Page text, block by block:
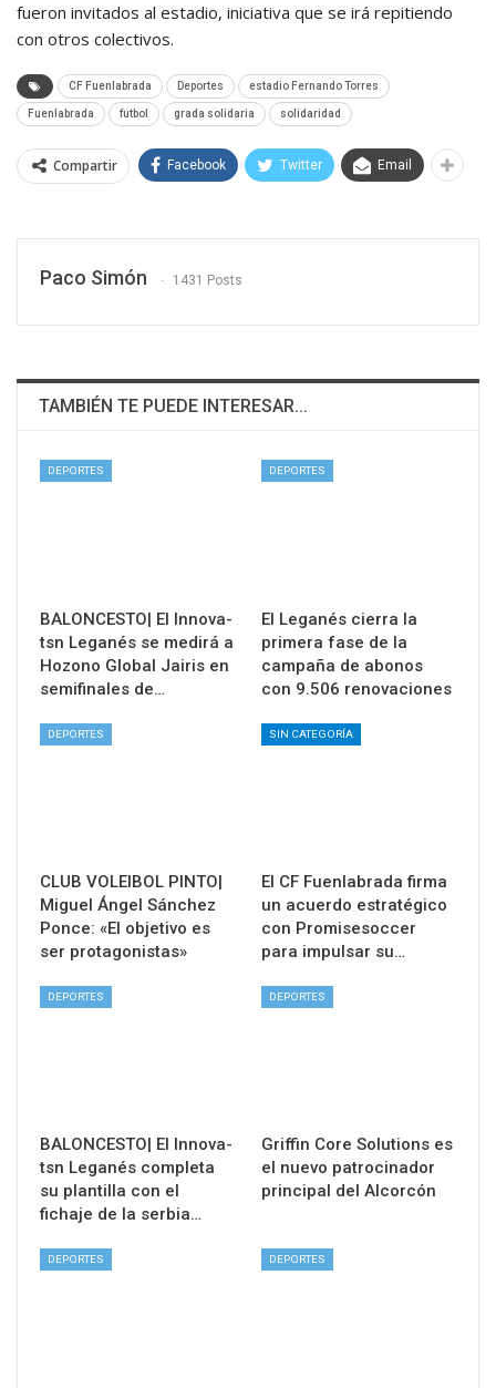
fueron invitados al estadio, iniciativa que se irá repitiendo
con otros colectivos.
CF Fuenlabrada Deportes estadio Fernando Torres
Fuenlabrada futbol grada solidaria solidaridad
Compartir Facebook Twitter Email
Paco Simón 1431 Posts
TAMBIÉN TE PUEDE INTERESAR...
DEPORTES
BALONCESTO| El Innova-
tsn Leganés se medirá a
Hozono Global Jairis en
semifinales de…
DEPORTES
El Leganés cierra la
primera fase de la
campaña de abonos
con 9.506 renovaciones
DEPORTES
CLUB VOLEIBOL PINTO|
Miguel Ángel Sánchez
Ponce: «El objetivo es
ser protagonistas»
SIN CATEGORÍA
El CF Fuenlabrada firma
un acuerdo estratégico
con Promisesoccer
para impulsar su…
DEPORTES
BALONCESTO| El Innova-
tsn Leganés completa
su plantilla con el
fichaje de la serbia…
DEPORTES
Griffin Core Solutions es
el nuevo patrocinador
principal del Alcorcón
DEPORTES DEPORTES